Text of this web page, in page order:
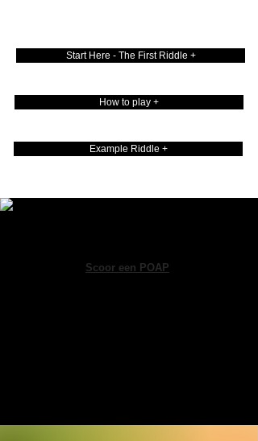
Start Here - The First Riddle +
How to play +
Example Riddle +
Scoor een POAP